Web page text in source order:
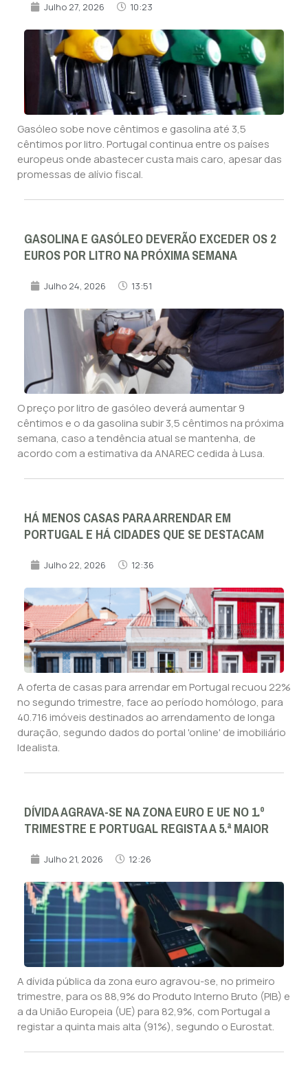
Julho 27, 2026 10:23
Gasóleo sobe nove cêntimos e gasolina até 3,5
cêntimos por litro. Portugal continua entre os países
europeus onde abastecer custa mais caro, apesar das
promessas de alívio fiscal.
GASOLINA E GASÓLEO DEVERÃO EXCEDER OS 2
EUROS POR LITRO NA PRÓXIMA SEMANA
Julho 24, 2026 13:51
O preço por litro de gasóleo deverá aumentar 9
cêntimos e o da gasolina subir 3,5 cêntimos na próxima
semana, caso a tendência atual se mantenha, de
acordo com a estimativa da ANAREC cedida à Lusa.
HÁ MENOS CASAS PARA ARRENDAR EM
PORTUGAL E HÁ CIDADES QUE SE DESTACAM
Julho 22, 2026 12:36
A oferta de casas para arrendar em Portugal recuou 22%
no segundo trimestre, face ao período homólogo, para
40.716 imóveis destinados ao arrendamento de longa
duração, segundo dados do portal 'online' de imobiliário
Idealista.
DÍVIDA AGRAVA-SE NA ZONA EURO E UE NO 1.º
TRIMESTRE E PORTUGAL REGISTA A 5.ª MAIOR
Julho 21, 2026 12:26
A dívida pública da zona euro agravou-se, no primeiro
trimestre, para os 88,9% do Produto Interno Bruto (PIB) e
a da União Europeia (UE) para 82,9%, com Portugal a
registar a quinta mais alta (91%), segundo o Eurostat.